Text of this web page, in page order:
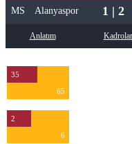
MS Alanyaspor 1 | 2
Anlatım Kadrolar
35
65
2
6